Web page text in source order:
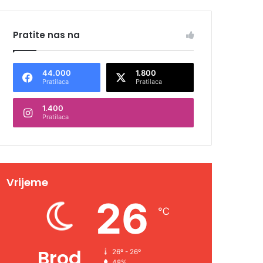
Pratite nas na
44.000
Pratilaca
1.800
Pratilaca
1.400
Pratilaca
Vrijeme
26 ℃
26º - 26º